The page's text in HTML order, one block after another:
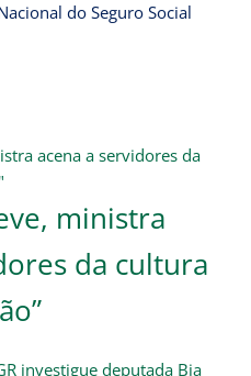
do Seguro Social
ministra
da cultura